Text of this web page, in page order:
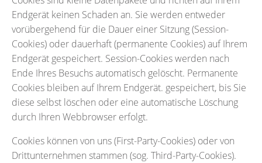
Endgerät keinen Schaden an. Sie werden entweder
vorübergehend für die Dauer einer Sitzung (Session-
Cookies) oder dauerhaft (permanente Cookies) auf Ihrem
Endgerät gespeichert. Session-Cookies werden nach
Ende Ihres Besuchs automatisch gelöscht. Permanente
Cookies bleiben auf Ihrem Endgerät. gespeichert, bis Sie
diese selbst löschen oder eine automatische Löschung
durch Ihren Webbrowser erfolgt.
Cookies können von uns (First-Party-Cookies) oder von
Drittunternehmen stammen (sog. Third-Party-Cookies).